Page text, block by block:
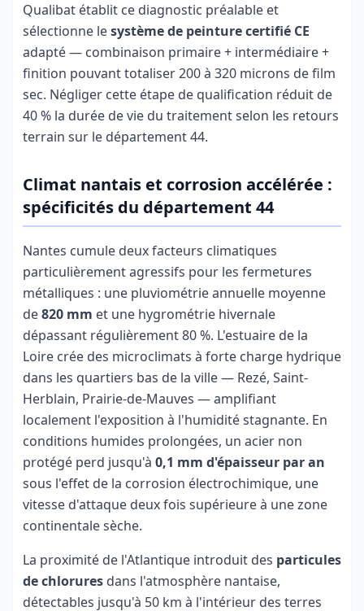
Qualibat établit ce diagnostic préalable et
sélectionne lesystème de peinture certifié CE
adapté — combinaison primaire + intermédiaire +
finition pouvant totaliser 200 à 320 microns de film
sec. Négliger cette étape de qualification réduit de
40 % la durée de vie du traitement selon les retours
terrain sur le département 44.
Climat nantais et corrosion accélérée :
spécificités du département 44
Nantes cumule deux facteurs climatiques
particulièrement agressifs pour les fermetures
métalliques : une pluviométrie annuelle moyenne
de820 mm et une hygrométrie hivernale
dépassant régulièrement 80 %. L'estuaire de la
Loire crée des microclimats à forte charge hydrique
dans les quartiers bas de la ville — Rezé, Saint-
Herblain, Prairie-de-Mauves — amplifiant
localement l'exposition à l'humidité stagnante. En
conditions humides prolongées, un acier non
protégé perd jusqu'à 0,1 mm d'épaisseur par an
sous l'effet de la corrosion électrochimique, une
vitesse d'attaque deux fois supérieure à une zone
continentale sèche.
La proximité de l'Atlantique introduit des particules
de chlorures dans l'atmosphère nantaise,
détectables jusqu'à 50 km à l'intérieur des terres